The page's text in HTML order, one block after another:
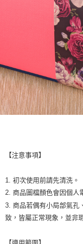
【注意事項】
1. 初次使用前請先清洗。
2. 商品圖檔顏色會因個人
3. 商品若偶有小局部氣孔
致，皆屬正常現象，並非